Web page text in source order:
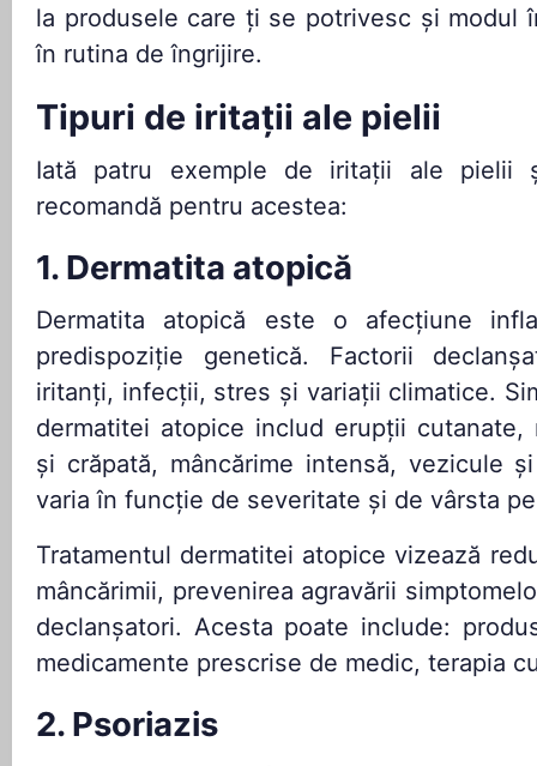
la produsele care ți se potrivesc și modul
în rutina de îngrijire.
Tipuri de iritații ale pielii
Iată patru exemple de iritații ale pielii
recomandă pentru acestea:
1. Dermatita atopică
Dermatita atopică este o afecțiune
predispoziție genetică. Factorii
iritanți, infecții, stres și variații climatice.
dermatitei atopice includ erupții cutanate,
și crăpată, mâncărime intensă, vezicule
varia în funcție de severitate și de vârsta
Tratamentul dermatitei atopice vizează
mâncărimii, prevenirea agravării
declanșatori. Acesta poate include:
medicamente prescrise de medic, terapia
2. Psoriazis